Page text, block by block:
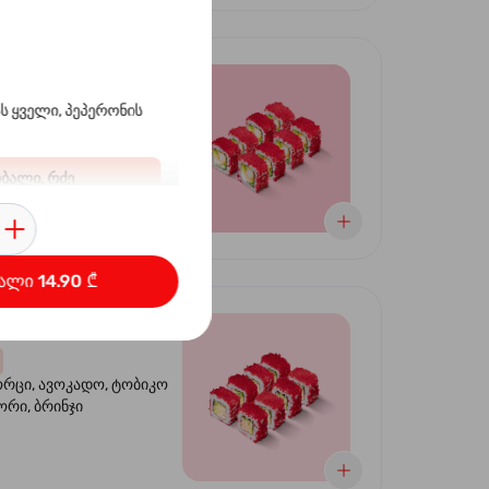
ბრინჯი, ნორი, ტობიკო ,
ავოკადო, ტობიკო
ბრინჯი
ყველი, პეპერონის
რძე
14.90 ₾